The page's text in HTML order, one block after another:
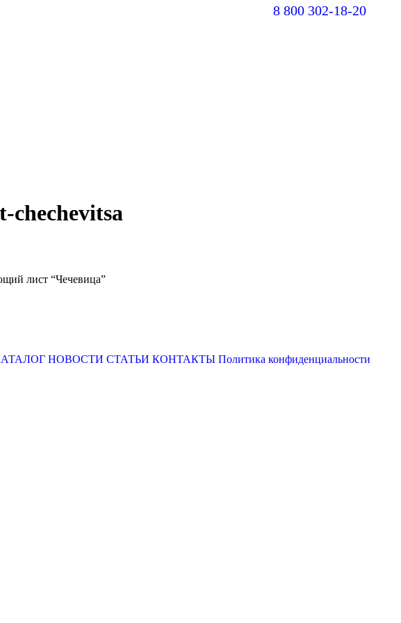
8 800 302-18-20
chechevitsa
лист “Чечевица”
НОВОСТИ СТАТЬИ КОНТАКТЫ Политика конфиденциальности